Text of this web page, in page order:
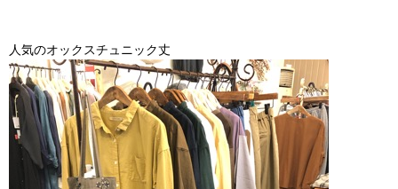
人気のオックスチュニック丈